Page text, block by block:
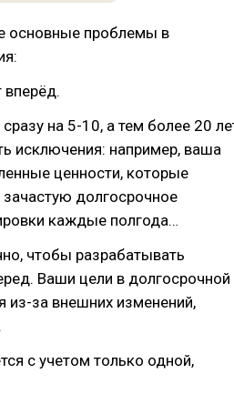
основные проблемы в
вперёд.
на 5-10, а тем более 20
исключения: например, ваша
ценности, которые
долгосрочное
каждые полгода…
чтобы разрабатывать
Ваши цели в долгосрочной
из-за внешних изменений,
с учетом только одной,